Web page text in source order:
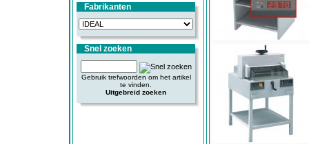
Fabrikanten
Snel zoeken
Gebruik trefwoorden om het artikel
te vinden.
Uitgebreid zoeken